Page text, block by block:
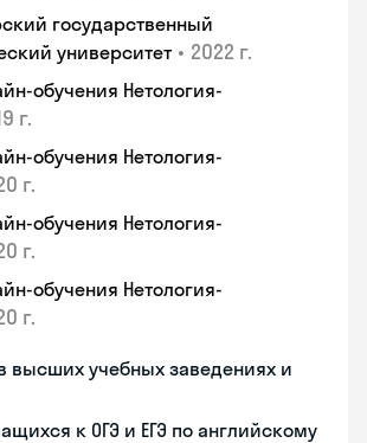
государственный
университет • 2022 г.
обучения Нетология-
г.
обучения Нетология-
г.
обучения Нетология-
г.
обучения Нетология-
г.
высших учебных заведениях и
к ОГЭ и ЕГЭ по английскому